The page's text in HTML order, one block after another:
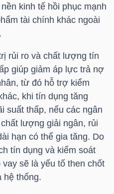
kinh tế hồi phục mạnh
tài chính khác ngoài
rủi ro và chất lượng tín
giúp giảm áp lực trả nợ
từ đó hỗ trợ kiểm
khi tín dụng tăng
suất thấp, nếu các ngân
lượng giải ngân, rủi
hạn có thể gia tăng. Do
tín dụng và kiểm soát
sẽ là yếu tố then chốt
hệ thống.